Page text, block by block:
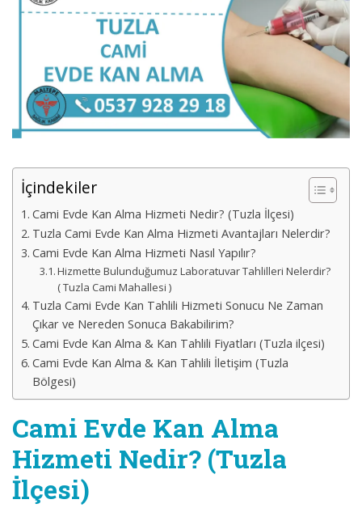
İçindekiler
Cami Evde Kan Alma Hizmeti Nedir? (Tuzla İlçesi)
Tuzla Cami Evde Kan Alma Hizmeti Avantajları Nelerdir?
Cami Evde Kan Alma Hizmeti Nasıl Yapılır?
Hizmette Bulunduğumuz Laboratuvar Tahlilleri Nelerdir?
( Tuzla Cami Mahallesi )
Tuzla Cami Evde Kan Tahlili Hizmeti Sonucu Ne Zaman
Çıkar ve Nereden Sonuca Bakabilirim?
Cami Evde Kan Alma & Kan Tahlili Fiyatları (Tuzla ilçesi)
Cami Evde Kan Alma & Kan Tahlili İletişim (Tuzla
Bölgesi)
Cami Evde Kan Alma
Hizmeti Nedir? (Tuzla
İlçesi)